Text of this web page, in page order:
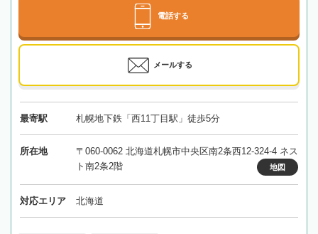
電話する
メールする
最寄駅 札幌地下鉄「西11丁目駅」徒歩5分
所在地
〒060-0062 北海道札幌市中央区南2条西12-324-4 ネス
ト南2条2階
地図
対応エリア 北海道